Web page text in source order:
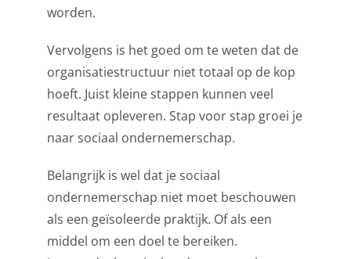
worden.
Vervolgens is het goed om te weten dat de
organisatiestructuur niet totaal op de kop
hoeft. Juist kleine stappen kunnen veel
resultaat opleveren. Stap voor stap groei je
naar sociaal ondernemerschap.
Belangrijk is wel dat je sociaal
ondernemerschap niet moet beschouwen
als een geïsoleerde praktijk. Of als een
middel om een doel te bereiken.